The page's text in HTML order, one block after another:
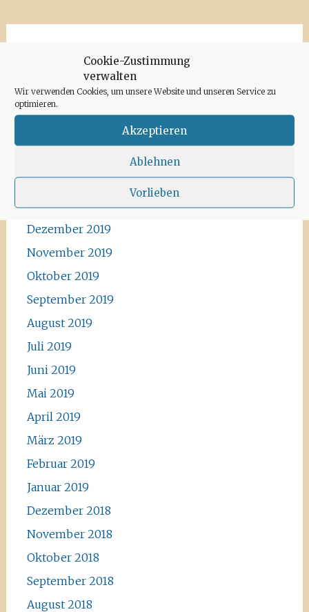
Cookie-Zustimmung
verwalten
Wir verwenden Cookies, um unsere Website und unseren Service zu
optimieren.
Akzeptieren
Ablehnen
Vorlieben
Juni 2020
Mai 2020
Februar 2020
Januar 2020
Dezember 2019
November 2019
Oktober 2019
September 2019
August 2019
Juli 2019
Juni 2019
Mai 2019
April 2019
März 2019
Februar 2019
Januar 2019
Dezember 2018
November 2018
Oktober 2018
September 2018
August 2018